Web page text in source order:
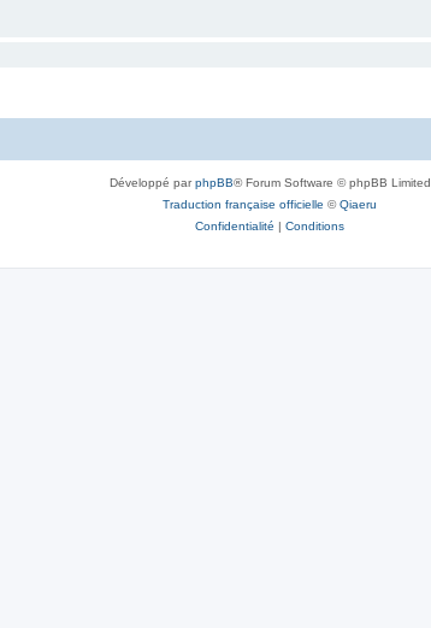
Développé parphpBB® Forum Software © phpBB Limited
Traduction française officielle ©Qiaeru
Confidentialité | Conditions